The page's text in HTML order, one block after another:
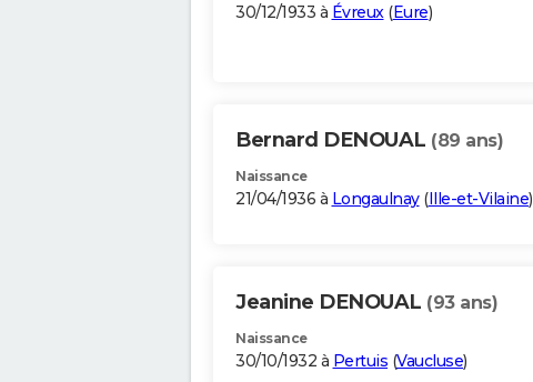
30/12/1933 à Évreux(Eure)
Bernard DENOUAL (89 ans)
Naissance
21/04/1936 à Longaulnay(Ille-et-Vilaine)
Jeanine DENOUAL (93 ans)
Naissance
30/10/1932 à Pertuis (Vaucluse)